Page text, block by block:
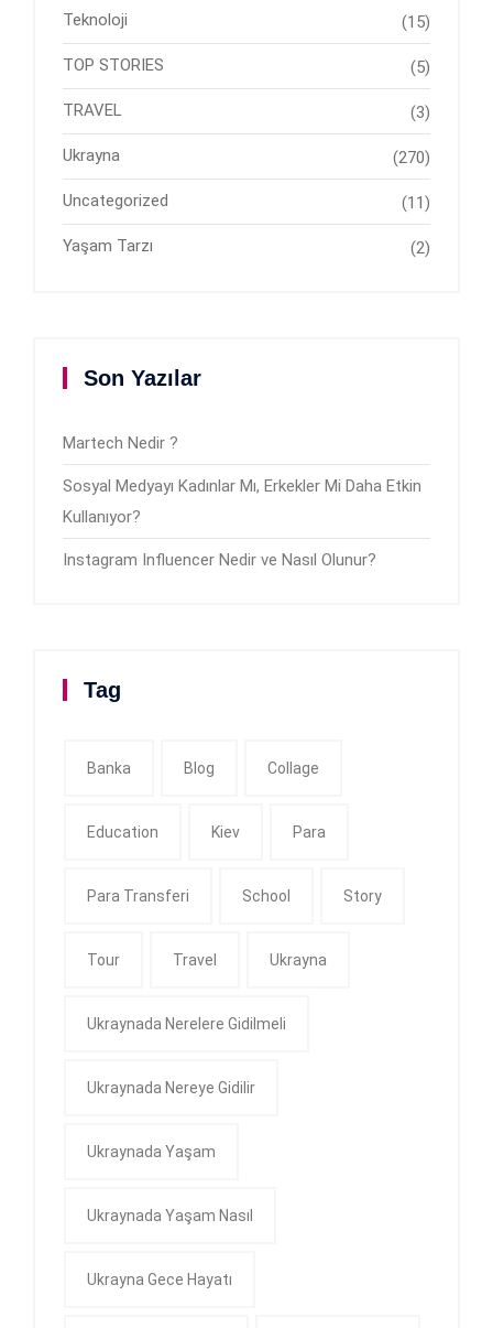
Teknoloji (15)
TOP STORIES (5)
TRAVEL (3)
Ukrayna (270)
Uncategorized (11)
Yaşam Tarzı (2)
Son Yazılar
Martech Nedir ?
Sosyal Medyayı Kadınlar Mı, Erkekler Mi Daha Etkin
Kullanıyor?
Instagram Influencer Nedir ve Nasıl Olunur?
Tag
Banka Blog Collage
Education Kiev Para
Para Transferi School Story
Tour Travel Ukrayna
Ukraynada Nerelere Gidilmeli
Ukraynada Nereye Gidilir
Ukraynada Yaşam
Ukraynada Yaşam Nasıl
Ukrayna Gece Hayatı